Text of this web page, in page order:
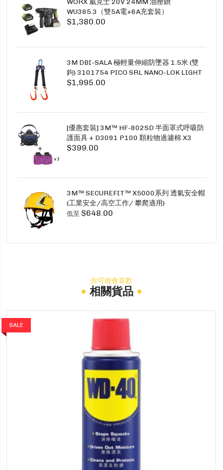
WU385.3（雙5A電+6A充套裝）
$1,380.00
3M DBI-SALA 極輕量伸縮防墜器 1.5米 (雙
鉤) 3101754 PICO SRL NANO-LOK LIGHT
1.5M TWINS
$1,995.00
[優惠套裝] 3M™ HF-802SD 半面罩式呼吸防
護面具 + D3091 P100 顆粒物過濾棉 X3
SECURE CLICK HF-802SD HF-800SD 系列
$399.00
3M™ SECUREFIT™ X5000系列 透氣安全帽
(工業安全/高空工作/ 攀爬適用)
低至 $648.00
你可能會喜歡
相關貨品
SALE